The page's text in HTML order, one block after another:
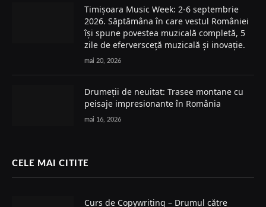
Timișoara Music Week: 2-6 septembrie
2026. Săptămâna în care vestul României
își spune povestea muzicală completă, 5
zile de eferversceță muzicală și inovație.
mai 20, 2026
Drumeții de neuitat: Trasee montane cu
peisaje impresionante în România
mai 16, 2026
CELE MAI CITITE
Curs de Copywriting – Drumul către